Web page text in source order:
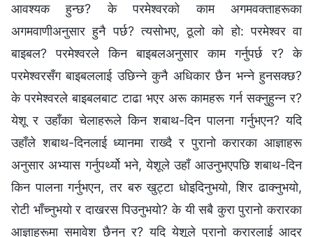
आवश्यक हुन्छ? के परमेश्‍वरको काम अगमवक्ताहरूका
अगमवाणीअनुसार हुनै पर्छ? त्यसोभए, ठूलो को हो: परमेश्‍वर वा
बाइबल? परमेश्‍वरले किन बाइबलअनुसार काम गर्नुपर्छ र? के
परमेश्‍वरसँग बाइबललाई उछिन्ने कुनै अधिकार छैन भन्‍ने हुनसक्छ?
के परमेश्‍वरले बाइबलबाट टाढा भएर अरू कामहरू गर्न सक्नुहुन्न र?
येशू र उहाँका चेलाहरूले किन शबाथ-दिन पालना गर्नुभएन? यदि
उहाँले शबाथ-दिनलाई ध्यानमा राख्दै र पुरानो करारका आज्ञाहरू
अनुसार अभ्यास गर्नुपर्थ्यो भने, येशूले उहाँ आउनुभएपछि शबाथ-दिन
किन पालना गर्नुभएन, तर बरु खुट्टा धोइदिनुभयो, शिर ढाक्नुभयो,
रोटी भाँच्नुभयो र दाखरस पिउनुभयो? के यी सबै कुरा पुरानो करारका
आज्ञाहरूमा समावेश छैनन् र? यदि येशूले पुरानो करारलाई आदर